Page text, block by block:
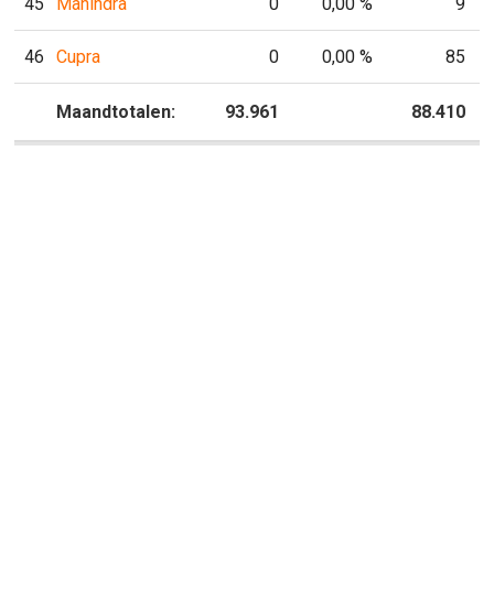
46 Cupra 0 0,00 % 85
Maandtotalen: 93.961 88.410